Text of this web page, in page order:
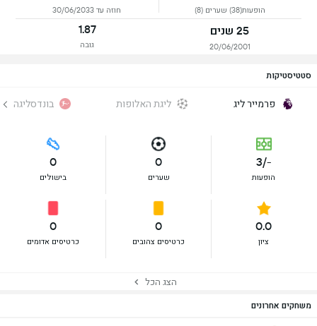
הופעות(38) שערים (8) חוזה עד 30/06/2033
25 שנים
20/06/2001
1.87
גובה
סטטיסטיקות
פרמייר ליג ליגת האלופות בונדסליגה
-/3
הופעות
0
שערים
0
בישולים
0.0
ציון
0
כרטיסים צהובים
0
כרטיסים אדומים
הצג הכל
משחקים אחרונים